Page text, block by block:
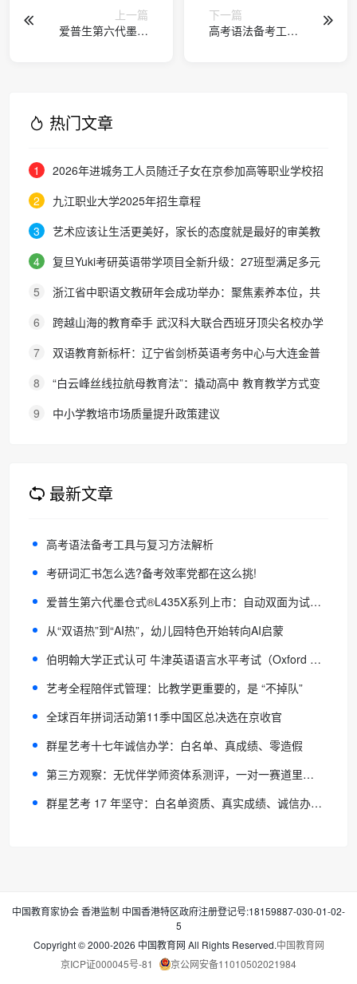
上一篇
爱普生第六代墨仓
下一篇
高考语法备考工具
热门文章
1
2026年进城务工人员随迁子女在京参加高等职业学校招
生考试报名通知
2
九江职业大学2025年招生章程
3
艺术应该让生活更美好，家长的态度就是最好的审美教
育！
4
复旦Yuki考研英语带学项目全新升级：27班型满足多元
需求，协议保障助力考研梦想
5
浙江省中职语文教研年会成功举办：聚焦素养本位，共
探职教语文教学新路径
6
跨越山海的教育牵手 武汉科大联合西班牙顶尖名校办学
院，首届新生入学
7
双语教育新标杆：辽宁省剑桥英语考务中心与大连金普
新区华美双语学校签约剑桥英语体系教学示范学校
8
“白云峰丝线拉航母教育法”：撬动高中 教育教学方式变
化的必要途径
9 中小学教培市场质量提升政策建议
最新文章
高考语法备考工具与复习方法解析
考研词汇书怎么选?备考效率党都在这么挑!
爱普生第六代墨仓式®️L435X系列上市：自动双面为试卷瘦身，高频稳定赋能全彩打印！
从“双语热”到“AI热”，幼儿园特色开始转向AI启蒙
伯明翰大学正式认可 牛津英语语言水平考试（Oxford ELLT）
艺考全程陪伴式管理：比教学更重要的，是 “不掉队”
全球百年拼词活动第11季中国区总决选在京收官
群星艺考十七年诚信办学：白名单、真成绩、零造假
第三方观察：无忧伴学师资体系测评，一对一赛道里被低估的“硬核老师池”
群星艺考 17 年坚守：白名单资质、真实成绩、诚信办学标杆
中国教育家协会 香港监制 中国香港特区政府注册登记号:18159887-030-01-02-
5
Copyright © 2000-2026 中国教育网 All Rights Reserved.中国教育网
京ICP证000045号-81
京公网安备11010502021984